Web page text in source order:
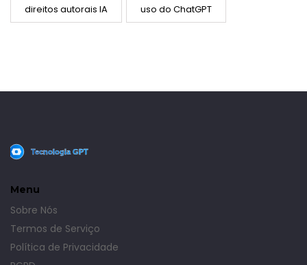
direitos autorais IA uso do ChatGPT
Menu
Sobre Nós
Termos de Serviço
Política de Privacidade